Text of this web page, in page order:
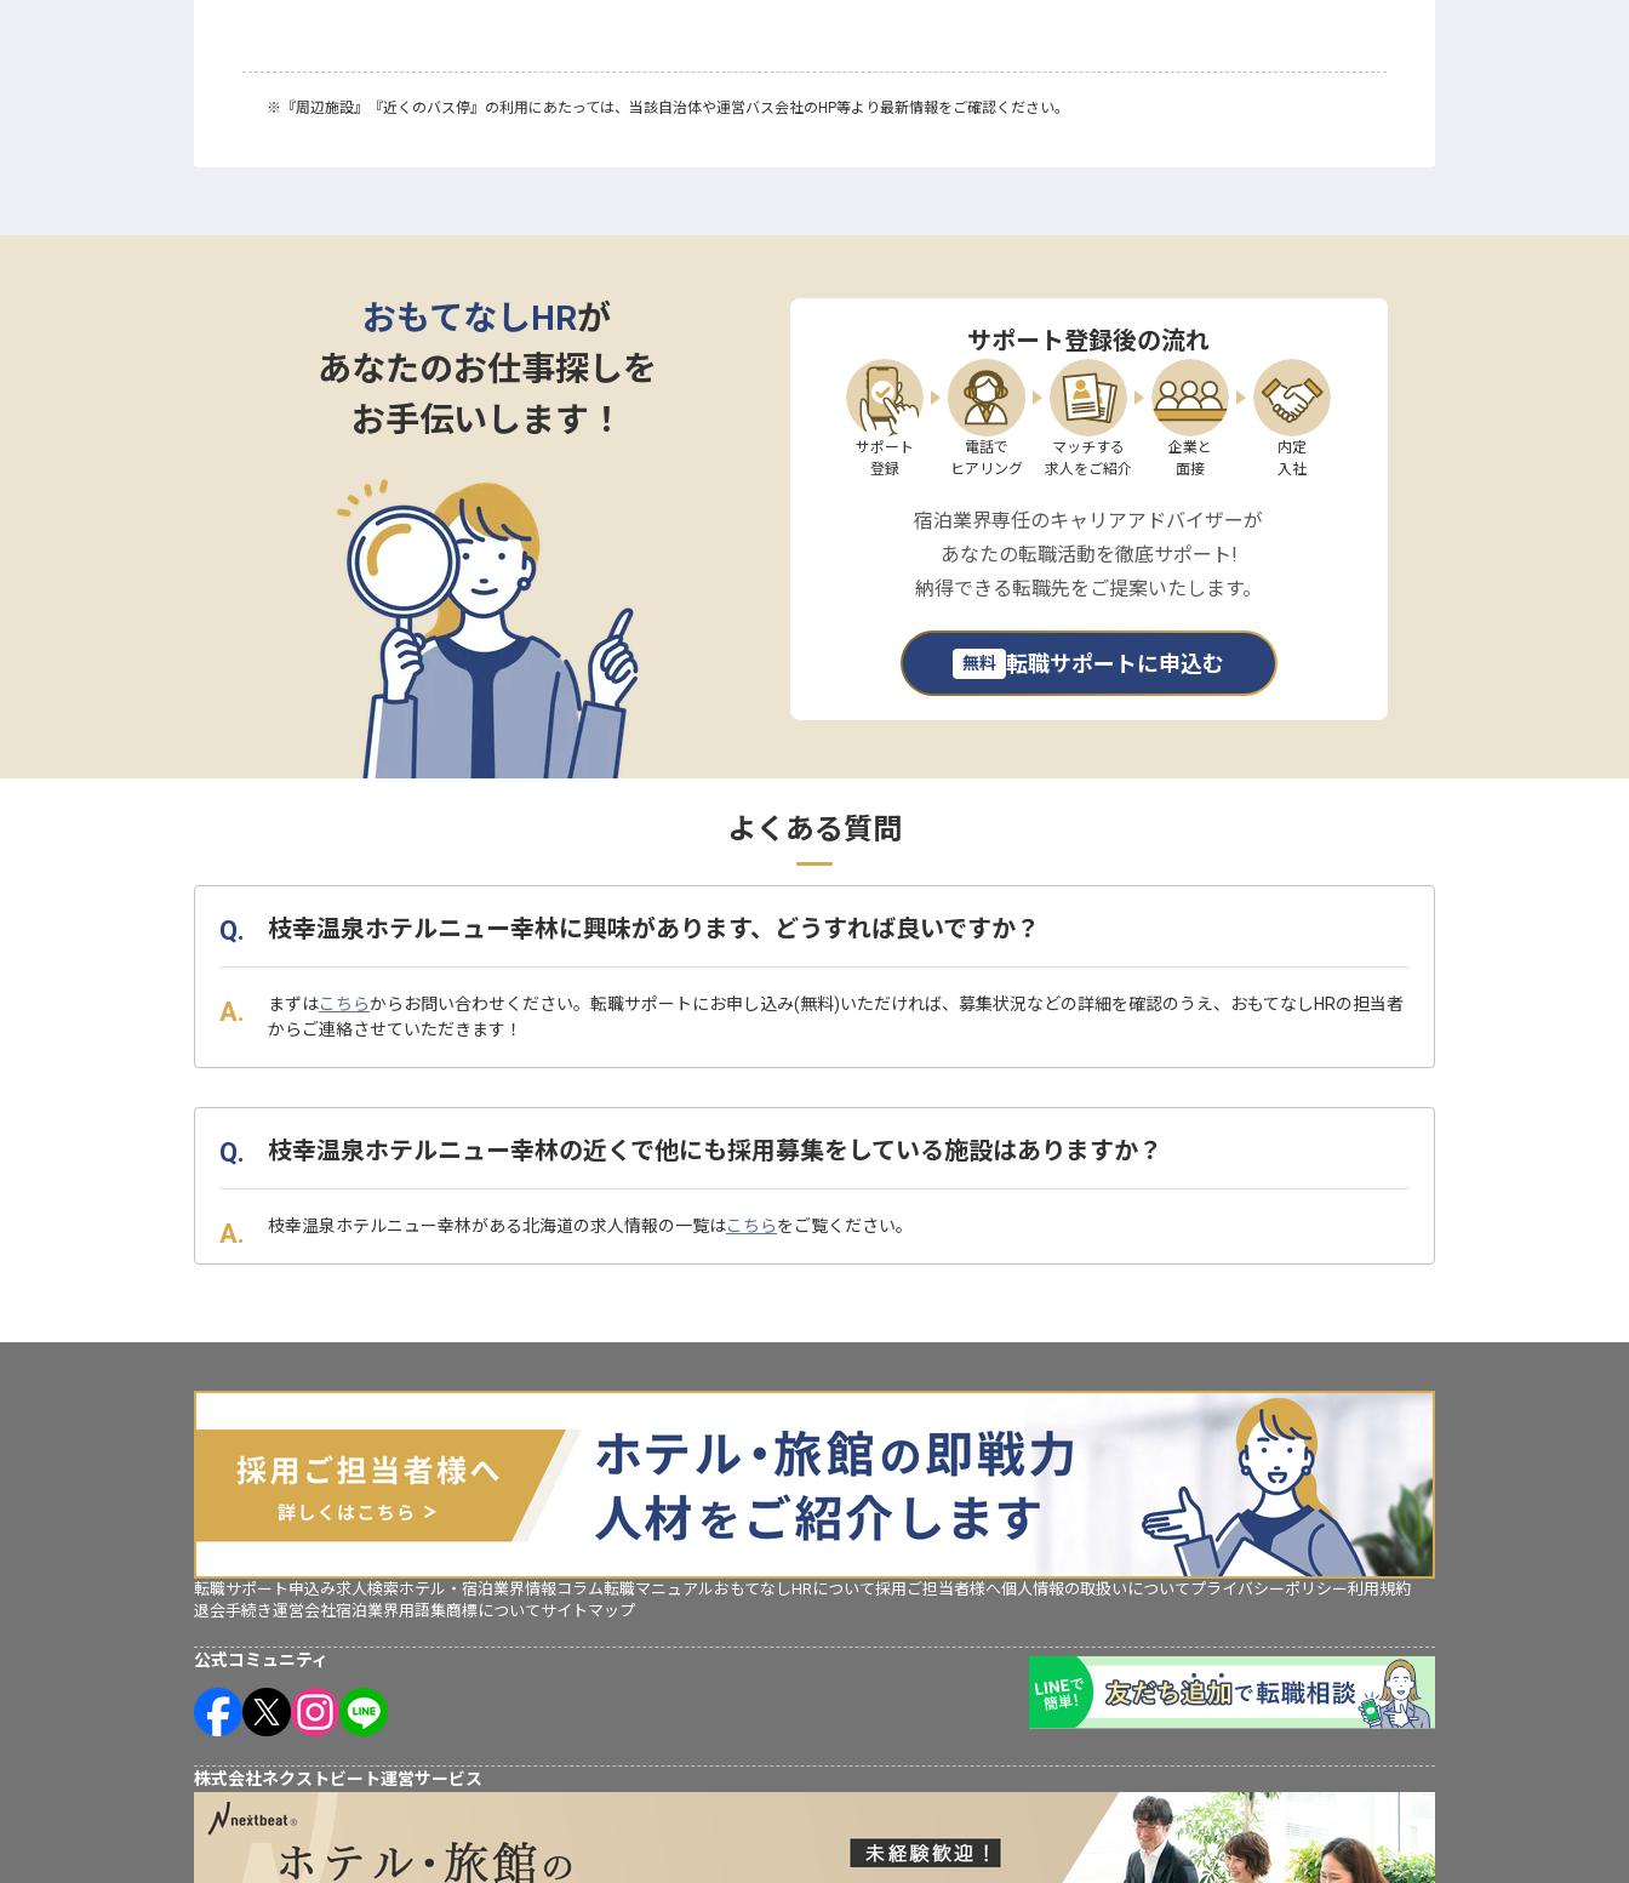
※ 『周辺施設』 『近くのバス停』 の利用にあたっては、当該自治体や運営バス会社のHP等より最新情報をご確認ください。
おもてなしHRが
あなたのお仕事探しを
お手伝いします！
サポート登録後の流れ
サポート
登録
電話で
ヒアリング
マッチする
求人をご紹介
企業と
面接
内定
入社
宿泊業界専任のキャリアアドバイザーが
あなたの転職活動を徹底サポート!
納得できる転職先をご提案いたします。
無料 転職サポートに申込む
よくある質問
枝幸温泉ホテルニュー幸林に興味があります、どうすれば良いですか？
まずはこちらからお問い合わせください。転職サポートにお申し込み(無料)いただければ、募集状況などの詳細を確認のうえ、おもてなしHRの担当者
からご連絡させていただきます！
枝幸温泉ホテルニュー幸林の近くで他にも採用募集をしている施設はありますか？
枝幸温泉ホテルニュー幸林がある北海道の求人情報の一覧はこちらをご覧ください。
転職サポート申込み求人検索ホテル・宿泊業界情報コラム転職マニュアルおもてなしHRについて採用ご担当者様へ個人情報の取扱いについてプライバシーポリシー利用規約
退会手続き運営会社宿泊業界用語集商標についてサイトマップ
公式コミュニティ
株式会社ネクストビート運営サービス